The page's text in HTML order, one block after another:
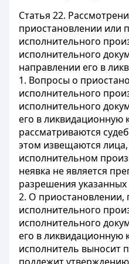
Статья 22.
приостановлении или
исполнительного
исполнительного
направлении его в
1. Вопросы о
исполнительного
исполнительного
его в ликвидационную
рассматриваются
этом извещаются
исполнительном
неявка не является
разрешения
2. О
исполнительного
исполнительного
его в ликвидационную
исполнитель выносит